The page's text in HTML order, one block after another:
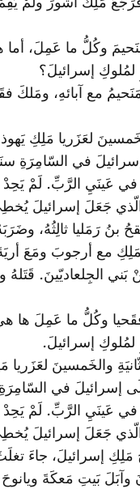
وكُلُّ ما عَمِلَ،
لمُلوكِ إسرائيلَ؟
مع آبائهِ، ومَلكَ
لعَزَريا مَلِكِ
في السّامِرَةِ
عَينَيِ الرَّبِّ. لَمْ يَحِدْ
الّذي جَعَلَ إسرائيلَ
بنُ رَمَليا ثالِثُهُ،
مع أرجوبَ ومَعَ
الجِلعاديّينَ.
وكُلُّ ما عَمِلَ ها
لمُلوكِ إسرائيلَ.
والخَمسينَ لعَزَريا
إسرائيلَ في
عَينَيِ الرَّبِّ. لَمْ يَحِدْ
الّذي جَعَلَ إسرائيلَ
مَلِكِ إسرائيلَ، جاءَ
وآبَلَ بَيتِ مَعكَةَ